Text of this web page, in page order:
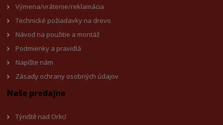
Výmena/vrátenie/reklamácia
Technické požiadavky na drevo
Návod na použitie a montáž
Podmienky a pravidlá
Napíšte nám
Zásady ochrany osobných údajov
Naše predajne
Týniště nad Orlicí